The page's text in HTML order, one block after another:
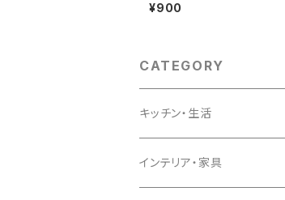
¥900
CATEGORY
キッチン・生活
キッチン
インテリア・家具